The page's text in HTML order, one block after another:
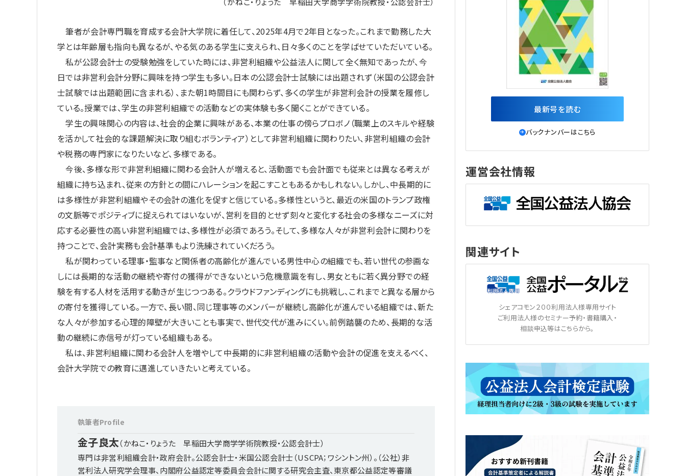
筆者が会計専門職を育成する会計大学院に着任して、2025年4月で2年目となった。これまで勤務した大
学とは年齢層も指向も異なるが、やる気のある学生に支えられ、日々多くのことを学ばせていただいている。
私が公認会計士の受験勉強をしていた時には、非営利組織や公益法人に関して全く無知であったが、今
日では非営利会計分野に興味を持つ学生も多い。日本の公認会計士試験には出題されず（米国の公認会計
士試験では出題範囲に含まれる）、また朝1時間目にも関わらず、多くの学生が非営利会計の授業を履修し
ている。授業では、学生の非営利組織での活動などの実体験も多く聞くことができている。
学生の興味関心の内容は、社会的企業に興味がある、本業の仕事の傍らプロボノ（職業上のスキルや経験
を活かして社会的な課題解決に取り組むボランティア）として非営利組織に関わりたい、非営利組織の会計
や税務の専門家になりたいなど、多様である。
今後、多様な形で非営利組織に関わる会計人が増えると、活動面でも会計面でも従来とは異なる考えが
組織に持ち込まれ、従来の方針との間にハレーションを起こすこともあるかもしれない。しかし、中長期的に
は多様性が非営利組織やその会計の進化を促すと信じている。多様性というと、最近の米国のトランプ政権
の文脈等でポジティブに捉えられてはいないが、営利を目的とせず刻々と変化する社会の多様なニーズに対
応する必要性の高い非営利組織では、多様性が必須であろう。そして、多様な人々が非営利会計に関わりを
持つことで、会計実務も会計基準もより洗練されていくだろう。
私が関わっている理事・監事など関係者の高齢化が進んでいる男性中心の組織でも、若い世代の参画な
しには長期的な活動の継続や寄付の獲得ができないという危機意識を有し、男女ともに若く異分野での経
験を有する人材を活用する動きが生じつつある。クラウドファンディングにも挑戦し、これまでと異なる層から
の寄付を獲得している。一方で、長い間、同じ理事等のメンバーが継続し高齢化が進んでいる組織では、新た
な人々が参加する心理的障壁が大きいことも事実で、世代交代が進みにくい。前例踏襲のため、長期的な活
動の継続に赤信号が灯っている組織もある。
私は、非営利組織に関わる会計人を増やして中長期的に非営利組織の活動や会計の促進を支えるべく、
会計大学院での教育に邁進していきたいと考えている。
執筆者Profile
金子良太（かねこ・りょうた 早稲田大学商学学術院教授・公認会計士）
専門は非営利組織会計・政府会計。公認会計士・米国公認会計士（USCPA；ワシントン州）。（公社）非
営利法人研究学会理事、内閣府公益認定等委員会会計に関する研究会主査、東京都公益認定等審議
最新号を読む
バックナンバーはこちら
運営会社情報
関連サイト
シェアコモン２００利用法人様専用サイト
ご利用法人様のセミナー予約・書籍購入・
相談申込等はこちらから。